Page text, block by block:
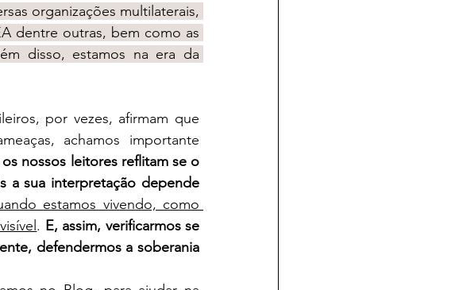
organizações multilaterais,
dentre outras, bem como as
disso, estamos na era da
achamos importante
nossos leitores reflitam se o
a sua interpretação depende
estamos vivendo, como
. E, assim, verificarmos se
defendermos a soberania